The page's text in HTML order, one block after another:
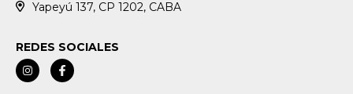
Yapeyú 137, CP 1202, CABA
REDES SOCIALES